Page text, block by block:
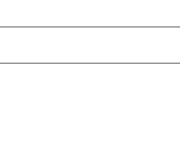
ยได้
ร้างความเสียหายให้เกิด